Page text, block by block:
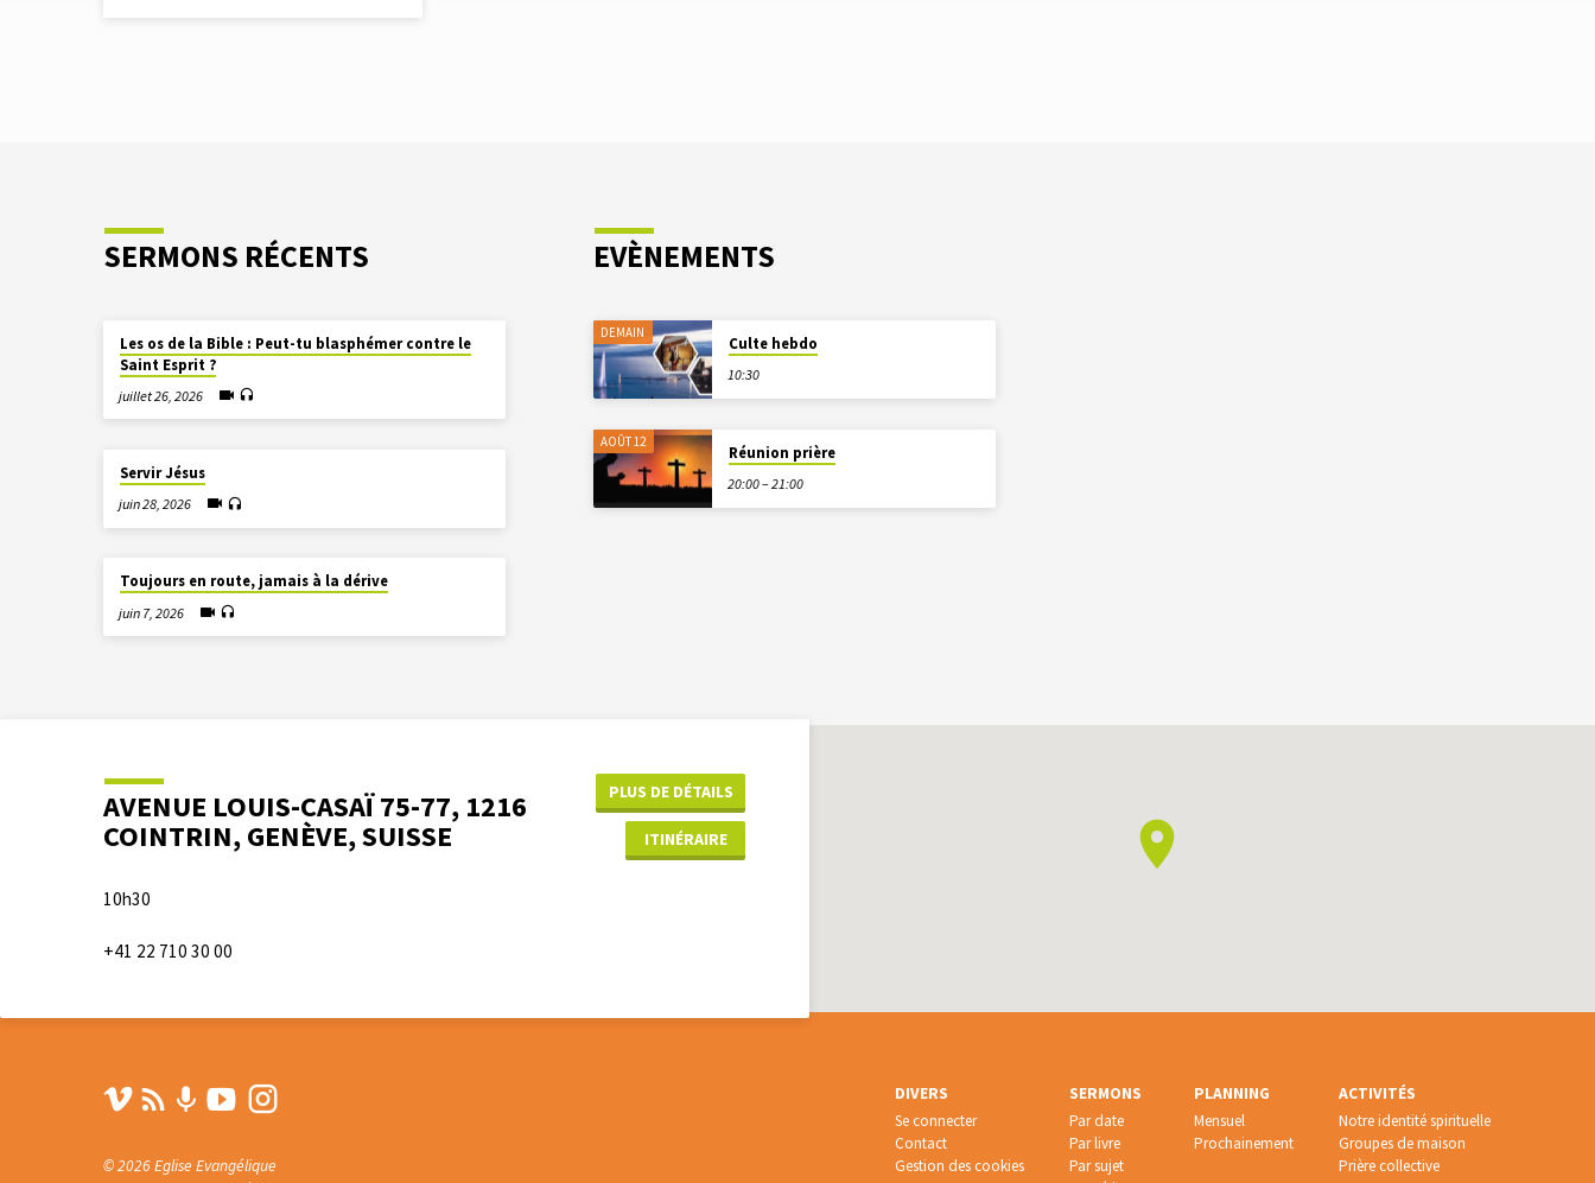
SERMONS RÉCENTS
Les os de la Bible : Peut-tu blasphémer contre le
Saint Esprit ?
juillet 26, 2026
Servir Jésus
juin 28, 2026
Toujours en route, jamais à la dérive
juin 7, 2026
EVÈNEMENTS
DEMAIN
Culte hebdo
10:30
AOÛT 12
Réunion prière
20:00 – 21:00
AVENUE LOUIS-CASAÏ 75-77, 1216
COINTRIN, GENÈVE, SUISSE
PLUS DE DÉTAILS
ITINÉRAIRE
10h30
+41 22 710 30 00
© 2026 Eglise Evangélique
DIVERS
Se connecter
Contact
Gestion des cookies
SERMONS
Par date
Par livre
Par sujet
PLANNING
Mensuel
Prochainement
ACTIVITÉS
Notre identité spirituelle
Groupes de maison
Prière collective